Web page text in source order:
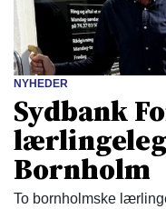
NYHEDER
Sydbank
Bornholm
To bornholmske